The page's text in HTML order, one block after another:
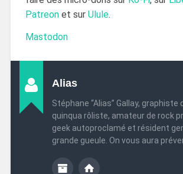
Patreonet sur Ulule.
Mastodon
Alias
Stéphane “Alias” Gallay, graphiste
quinqua rôliste, amateur de rock
geek autoproclamé et résident
grande gueule. On vous aura